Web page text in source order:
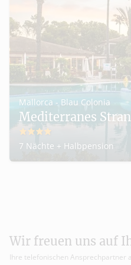
Mallorca - Blau Colonia
Mediterranes
4
7 Nächte + Halbpension
Wir freuen uns auf
Ihre telefonischen Ansprechpartner